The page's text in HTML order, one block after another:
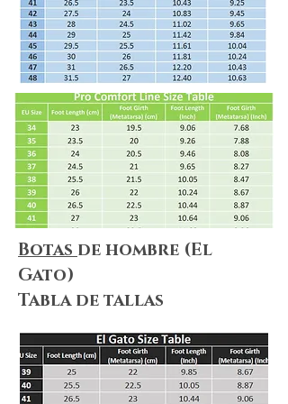
ourReturn Policyto ensure that our
policies, terms&conditions apply to
your needs.
Botas de hombre (El
Gato)
Tabla de tallas